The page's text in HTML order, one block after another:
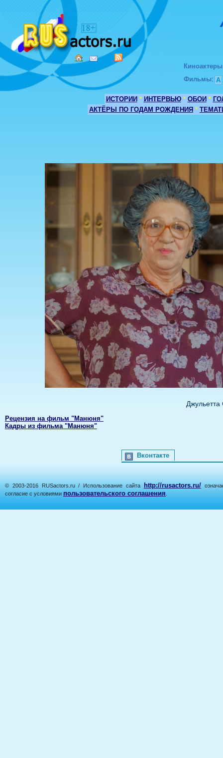
Киноактеры
Фильмы: А
ИСТОРИИ * ИНТЕРВЬЮ * ОБОИ *
АКТЁРЫ ПО ГОДАМ РОЖДЕНИЯ *
Рецензия на фильм "Манюня"
Кадры из фильма "Манюня"
Вконтакте
© 2003-2016 RUSactors.ru / Использование сайта http://rusactors.ru/
согласие с условиями пользовательского соглашения